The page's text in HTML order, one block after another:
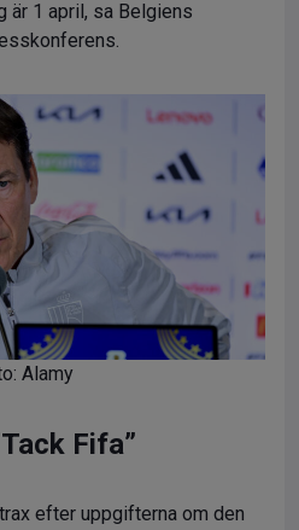
är 1 april, sa Belgiens
Alamy
Fifa”
efter uppgifterna om den